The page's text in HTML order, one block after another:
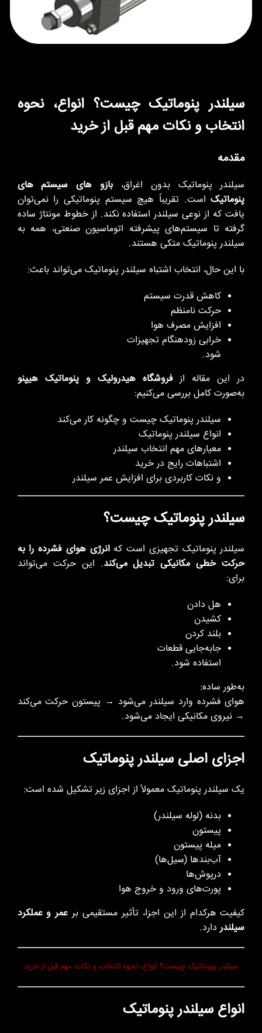
سیلندر پنوماتیک چیست؟ انواع، نحوه
انتخاب و نکات مهم قبل از خرید
مقدمه
سیلندر پنوماتیک بدون اغراق، بازو های سیستم های
پنوماتیکاست. تقریباً هیچ سیستم پنوماتیکی را نمی‌توان
یافت که از نوعی سیلندر استفاده نکند. از خطوط مونتاژ ساده
گرفته تا سیستم‌های پیشرفته اتوماسیون صنعتی، همه به
سیلندر پنوماتیک متکی هستند.
با این حال، انتخاب اشتباه سیلندر پنوماتیک می‌تواند باعث:
کاهش قدرت سیستم
حرکت نامنظم
افزایش مصرف هوا
خرابی زودهنگام تجهیزات
شود.
در این مقاله ازفروشگاه هیدرولیک و پنوماتیک هیپنو
به‌صورت کامل بررسی می‌کنیم:
سیلندر پنوماتیک چیست و چگونه کار می‌کند
انواع سیلندر پنوماتیک
معیارهای مهم انتخاب سیلندر
اشتباهات رایج در خرید
و نکات کاربردی برای افزایش عمر سیلندر
سیلندر پنوماتیک چیست؟
سیلندر پنوماتیک تجهیزی است کهانرژی هوای فشرده را به
حرکت خطی مکانیکی تبدیل می‌کند. این حرکت می‌تواند
برای:
هل دادن
کشیدن
بلند کردن
جابه‌جایی قطعات
استفاده شود.
به‌طور ساده:
هوای فشرده وارد سیلندر می‌شود → پیستون حرکت می‌کند
→ نیروی مکانیکی ایجاد می‌شود.
اجزای اصلی سیلندر پنوماتیک
یک سیلندر پنوماتیک معمولاً از اجزای زیر تشکیل شده است:
بدنه (لوله سیلندر)
پیستون
میله پیستون
آب‌بندها (سیل‌ها)
درپوش‌ها
پورت‌های ورود و خروج هوا
کیفیت هرکدام از این اجزا، تأثیر مستقیمی بر عمر و عملکرد
سیلندردارد.
سیلندر پنوماتیک چیست؟ انواع، نحوه انتخاب و نکات مهم قبل از خرید
انواع سیلندر پنوماتیک